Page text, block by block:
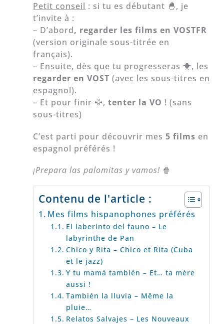
Petit conseil : si tu es débutant 🐣, je
t’invite à :
– D’abord, regarder les films en VOSTFR
(version originale sous-titrée en
français).
– Ensuite, dès que tu progresseras 🐥, les
regarder en VOST (avec les sous-titres en
espagnol).
– Et pour finir 🦅,tenter la VO ! (sans
sous-titres)
C’est parti pour découvrir mes5 films en
espagnol préférés !
¡Prepara las palomitas y vamos! 🍿
Contenu de l'article :
Mes films hispanophones préférés
El laberinto del fauno – Le
labyrinthe de Pan
Chico y Rita – Chico et Rita (Cuba
et le jazz)
Y tu mamá también – Et… ta mère
aussi !
También la lluvia – Même la
pluie…
Relatos Salvajes – Les Nouveaux